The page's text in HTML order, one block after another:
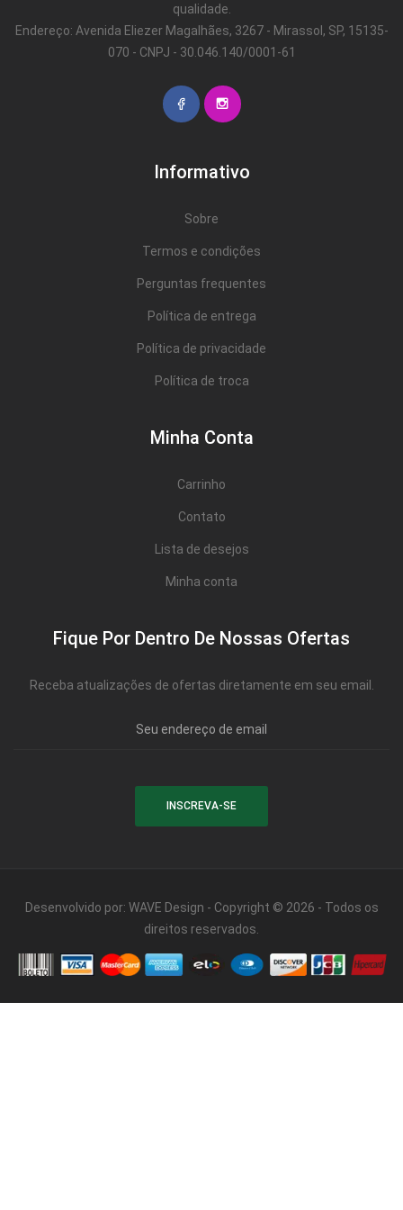
qualidade.
Endereço: Avenida Eliezer Magalhães, 3267 - Mirassol, SP, 15135-
070 - CNPJ - 30.046.140/0001-61
Informativo
Sobre
Termos e condições
Perguntas frequentes
Política de entrega
Política de privacidade
Política de troca
Minha Conta
Carrinho
Contato
Lista de desejos
Minha conta
Fique Por Dentro De Nossas Ofertas
Receba atualizações de ofertas diretamente em seu email.
Desenvolvido por: WAVE Design - Copyright © 2026 - Todos os
direitos reservados.